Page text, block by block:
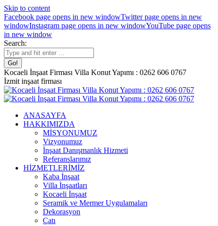
Skip to content
Facebook page opens in new windowTwitter page opens in new
windowInstagram page opens in new windowYouTube page opens
in new window
Search:
Kocaeli İnşaat Firması Villa Konut Yapımı : 0262 606 0767
İzmit inşaat firması
ANASAYFA
HAKKIMIZDA
MİSYONUMUZ
Vizyonumuz
İnşaat Danışmanlık Hizmeti
Referanslarımız
HİZMETLERİMİZ
Kaba İnşaat
Villa İnşaatları
Kocaeli İnşaat
Seramik ve Mermer Uygulamaları
Dekorasyon
Çatı